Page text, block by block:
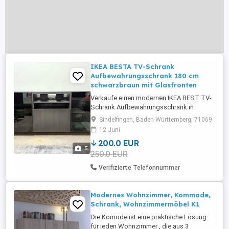
5
IKEA BESTA TV-Schrank
Aufbewahrungsschrank 180 cm
schwarzbraun mit Glasfronten
Verkaufe einen modernen IKEA BEST TV-
Schrank Aufbewahrungsschrank in
schwarzbrauner Holzoptik mit schwarzen
Glasfronten. Der Schrank ist gut gepflegt
und bietet sehr viel Stauraum. Details: ca.
180 cm breit Farbe: schwarzbraun
Holzoptik Schwarze Glasfronten
Glasplatte oben Innen mit Glasböden ...
Sindelfingen, Baden-Württemberg, 71069
12 Juni
200.0 EUR
250.0 EUR
Verifizierte Telefonnummer
Modernes Wohnzimmer, Kommode,
Schrank, Wohnzimmermöbel K1
Die Komode ist eine praktische Lösung
für jeden Wohnzimmer , die aus 3